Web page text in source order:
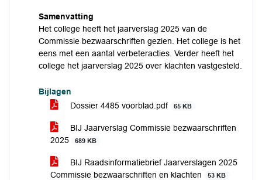
Samenvatting
Het college heeft het jaarverslag 2025 van de
Commissie bezwaarschriften gezien. Het college is het
eens met een aantal verbeteracties. Verder heeft het
college het jaarverslag 2025 over klachten vastgesteld.
Bijlagen
Dossier 4485 voorblad.pdf
65 KB
BIJ Jaarverslag Commissie bezwaarschriften
2025
689 KB
BIJ Raadsinformatiebrief Jaarverslagen 2025
Commissie bezwaarschriften en klachten
53 KB